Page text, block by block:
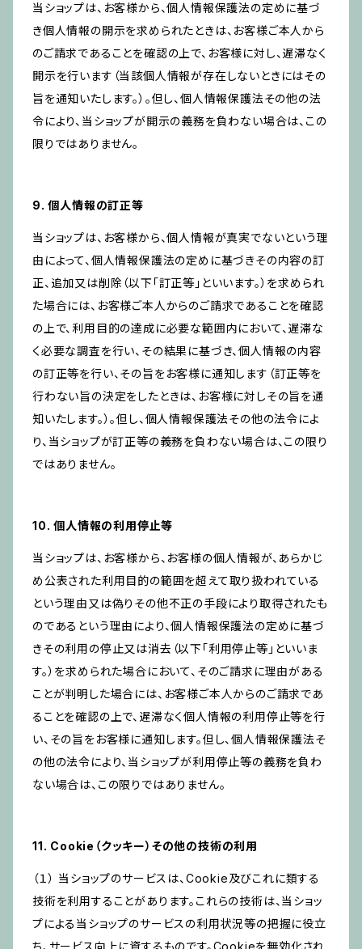
当ショップは、お客様から、個人情報保護法の定めに基づ
き個人情報の開示を求められたときは、お客様ご本人から
のご請求であることを確認の上で、お客様に対し、遅滞なく
開示を行います（当該個人情報が存在しないときにはその
旨を通知いたします。）。但し、個人情報保護法その他の法
令により、当ショップが開示の義務を負わない場合は、この
限りではありません。
9. 個人情報の訂正等
当ショップは、お客様から、個人情報が真実でないという理
由によって、個人情報保護法の定めに基づきその内容の訂
正、追加又は削除（以下「訂正等」といいます。）を求められ
た場合には、お客様ご本人からのご請求であることを確認
の上で、利用目的の達成に必要な範囲内において、遅滞な
く必要な調査を行い、その結果に基づき、個人情報の内容
の訂正等を行い、その旨をお客様に通知します（訂正等を
行わない旨の決定をしたときは、お客様に対しその旨を通
知いたします。）。但し、個人情報保護法その他の法令によ
り、当ショップが訂正等の義務を負わない場合は、この限り
ではありません。
10. 個人情報の利用停止等
当ショップは、お客様から、お客様の個人情報が、あらかじ
め公表された利用目的の範囲を超えて取り扱われている
という理由又は偽りその他不正の手段により取得されたも
のであるという理由により、個人情報保護法の定めに基づ
きその利用の停止又は消去（以下「利用停止等」といいま
す。）を求められた場合において、そのご請求に理由がある
ことが判明した場合には、お客様ご本人からのご請求であ
ることを確認の上で、遅滞なく個人情報の利用停止等を行
い、その旨をお客様に通知します。但し、個人情報保護法そ
の他の法令により、当ショップが利用停止等の義務を負わ
ない場合は、この限りではありません。
11. Cookie（クッキー）その他の技術の利用
（１） 当ショップのサービスは、Cookie及びこれに類する
技術を利用することがあります。これらの技術は、当ショッ
プによる当ショップのサービスの利用状況等の把握に役立